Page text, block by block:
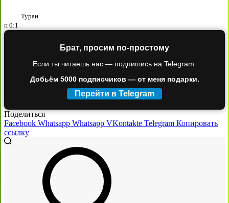
Туран
п 0:1
Брат, просим по-простому
Если ты читаешь нас — подпишись на Telegram.
Добьём 5000 подписчиков — от меня подарки.
Перейти в Telegram
Поделиться
Facebook Whatsapp Whatsapp VKontakte Telegram Копировать
ссылку